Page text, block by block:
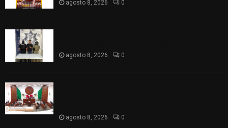
agosto 8, 2026 0
agosto 8, 2026 0
agosto 8, 2026 0